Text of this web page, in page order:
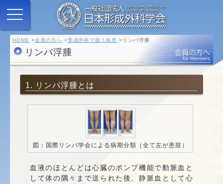
HOME 会員の方へ 形成外科で扱う疾患 リンパ浮腫
リンパ浮腫
1. リンパ浮腫とは
図：国際リンパ学会による病期分類（全て左が患肢）
血液のほとんどは心臓のポンプ機能で動脈血と
して体の隅々まで送られた後、静脈血として心